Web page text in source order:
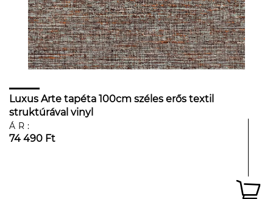
Luxus Arte tapéta 100cm széles erős textil
struktúrával vinyl
ÁR:
74 490 Ft